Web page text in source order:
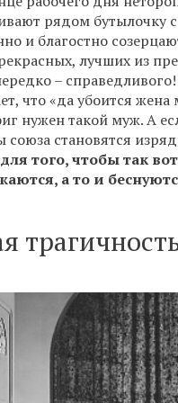
рядом бутылочку
и благостно
лучших из
–
что «да убоится
нужен такой муж. А
союза становятся
того, чтобы так
а то и